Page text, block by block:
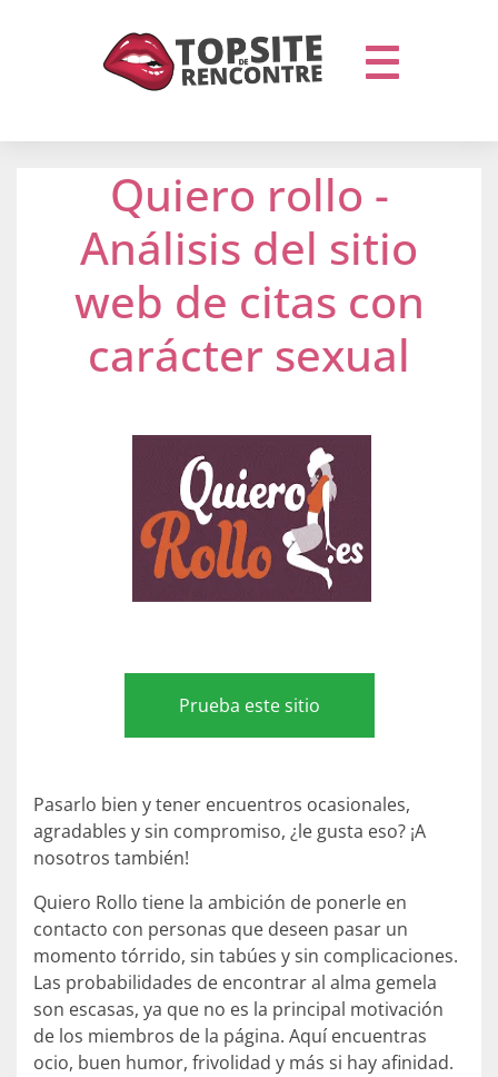
Quiero rollo -
Análisis del sitio
web de citas con
carácter sexual
Prueba este sitio
Pasarlo bien y tener encuentros ocasionales,
agradables y sin compromiso, ¿le gusta eso? ¡A
nosotros también!
Quiero Rollo tiene la ambición de ponerle en
contacto con personas que deseen pasar un
momento tórrido, sin tabúes y sin complicaciones.
Las probabilidades de encontrar al alma gemela
son escasas, ya que no es la principal motivación
de los miembros de la página. Aquí encuentras
ocio, buen humor, frivolidad y más si hay afinidad.